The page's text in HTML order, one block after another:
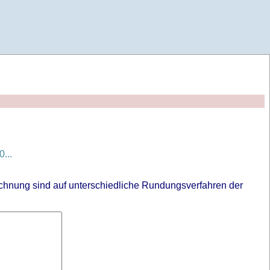
sind auf unterschiedliche Rundungsverfahren der